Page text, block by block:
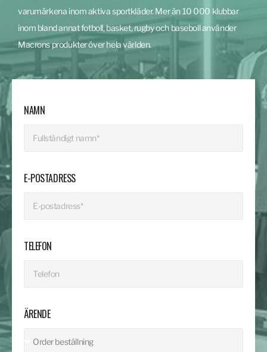
varumärkena inom aktiva sportkläder. Mer än 10 000 klubbar
inom bland annat fotboll, basket, rugby och baseboll använder
Macrons produkter över hela världen.
NAMN
E-POSTADRESS
TELEFON
ÄRENDE